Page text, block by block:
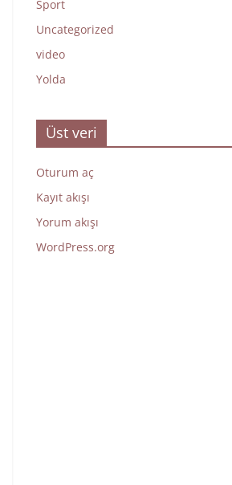
Sport
Uncategorized
video
Yolda
Üst veri
Oturum aç
Kayıt akışı
Yorum akışı
WordPress.org